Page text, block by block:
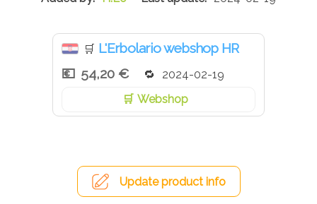
🛒 L'Erbolario webshop HR
54,20 €
2024-02-19
Webshop
Update product info